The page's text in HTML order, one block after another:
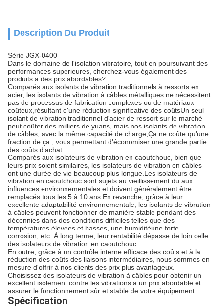
Description Du Produit
Série JGX-0400
Dans le domaine de l'isolation vibratoire, tout en poursuivant des
performances supérieures, cherchez-vous également des
produits à des prix abordables?
Comparés aux isolants de vibration traditionnels à ressorts en
acier, les isolants de vibration à câbles métalliques ne nécessitent
pas de processus de fabrication complexes ou de matériaux
coûteux,résultant d'une réduction significative des coûtsUn seul
isolant de vibration traditionnel d'acier de ressort sur le marché
peut coûter des milliers de yuans, mais nos isolants de vibration
de câbles, avec la même capacité de charge,Ça ne coûte qu'une
fraction de ça., vous permettant d'économiser une grande partie
des coûts d'achat.
Comparés aux isolateurs de vibration en caoutchouc, bien que
leurs prix soient similaires, les isolateurs de vibration en câbles
ont une durée de vie beaucoup plus longue.Les isolateurs de
vibration en caoutchouc sont sujets au vieillissement dû aux
influences environnementales et doivent généralement être
remplacés tous les 5 à 10 ans.En revanche, grâce à leur
excellente adaptabilité environnementale, les isolants de vibration
à câbles peuvent fonctionner de manière stable pendant des
décennies dans des conditions difficiles telles que des
températures élevées et basses, une humiditéune forte
corrosion, etc. À long terme, leur rentabilité dépasse de loin celle
des isolateurs de vibration en caoutchouc.
En outre, grâce à un contrôle interne efficace des coûts et à la
réduction des coûts des liaisons intermédiaires, nous sommes en
mesure d'offrir à nos clients des prix plus avantageux.
Choisissez des isolateurs de vibration à câbles pour obtenir un
excellent isolement contre les vibrations à un prix abordable et
assurer le fonctionnement sûr et stable de votre équipement.
Spécification